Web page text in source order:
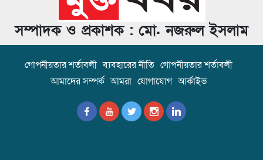
সম্পাদক ও প্রকাশক : মো. নজরুল ইসলাম
গোপনীয়তার শর্তাবলী ব্যবহারের নীতি গোপনীয়তার শর্তাবলী
আমাদের সম্পর্ক আমরা যোগাযোগ আর্কাইভ